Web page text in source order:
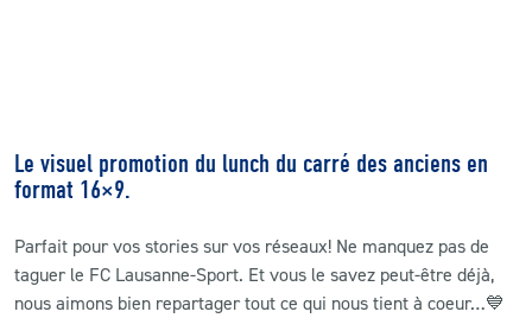
Le visuel promotion du lunch du carré des anciens en
format 16×9.
Parfait pour vos stories sur vos réseaux! Ne manquez pas de
taguer le FC Lausanne-Sport. Et vous le savez peut-être déjà,
nous aimons bien repartager tout ce qui nous tient à coeur…💙